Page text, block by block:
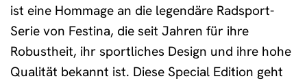
ist eine Hommage an die legendäre Radsport-
Serie von Festina, die seit Jahren für ihre
Robustheit, ihr sportliches Design und ihre hohe
Qualität bekannt ist. Diese Special Edition geht